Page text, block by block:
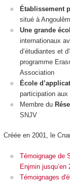
Établissement
situé à
Une grande
internationaux
d’étudiantes et
programme
Association
École
participation
Membre du
SNJV
Créée en 2001, le
Témoignage de
Enjmin
Témoignages